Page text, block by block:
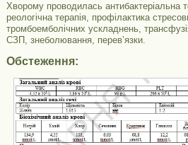
Хворому проводилась антибактеріальна
реологічна терапія, профілактика
тромбоемболічних ускладнень,
СЗП, знеболювання, перев’язки.
Обстеження: